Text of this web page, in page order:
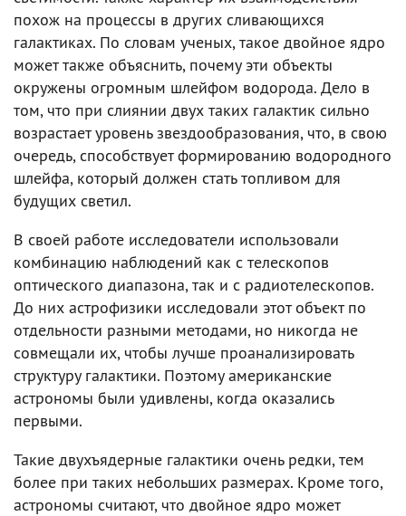
похож на процессы в других сливающихся
галактиках. По словам ученых, такое двойное ядро
может также объяснить, почему эти объекты
окружены огромным шлейфом водорода. Дело в
том, что при слиянии двух таких галактик сильно
возрастает уровень звездообразования, что, в свою
очередь, способствует формированию водородного
шлейфа, который должен стать топливом для
будущих светил.
В своей работе исследователи использовали
комбинацию наблюдений как с телескопов
оптического диапазона, так и с радиотелескопов.
До них астрофизики исследовали этот объект по
отдельности разными методами, но никогда не
совмещали их, чтобы лучше проанализировать
структуру галактики. Поэтому американские
астрономы были удивлены, когда оказались
первыми.
Такие двухъядерные галактики очень редки, тем
более при таких небольших размерах. Кроме того,
астрономы считают, что двойное ядро может